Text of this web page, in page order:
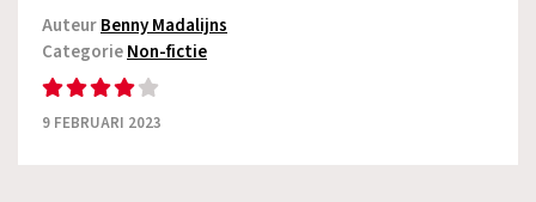
AuteurBenny Madalijns
CategorieNon-fictie
9 FEBRUARI 2023